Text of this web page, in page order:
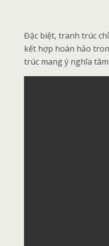
Đặc biệt, tranh trúc
kết hợp hoàn hảo
trúc mang ý nghĩa